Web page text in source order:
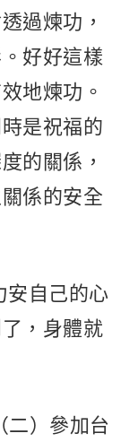
過煉功，
好好這樣
地煉功。
是祝福的
的關係，
係的安全
安自己的心
，身體就
二）參加台